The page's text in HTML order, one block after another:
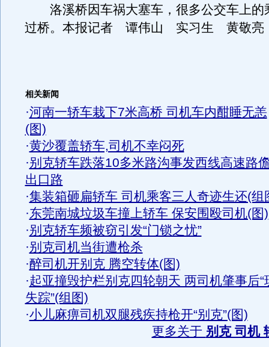
洛溪桥因车祸大塞车，很多公交车上的
过桥。本报记者 谭伟山 实习生 黄敬
相关新闻
·河南一轿车栽下7米高桥 司机车内酣睡无恙
(图)
·黄沙覆盖轿车,司机不幸闷死
·别克轿车跌落10多米路沟事发西线高速路
出口路
·集装箱砸扁轿车 司机乘客三人奇迹生还(组
·东莞南城垃圾车撞上轿车 保安围殴司机(图)
·别克轿车频被窃引发“门锁之忧”
·别克司机当街遭枪杀
·醉司机开别克 腾空转体(图)
·起亚撞毁护栏别克四轮朝天 两司机肇事后“
失踪”(组图)
·小儿麻痹司机双腿残疾持枪开“别克”(图)
更多关于 别克 司机